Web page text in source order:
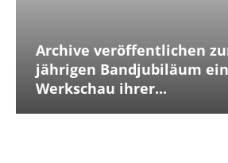
Archive veröffentlichen
jährigen Bandjubiläum
Werkschau ihrer...